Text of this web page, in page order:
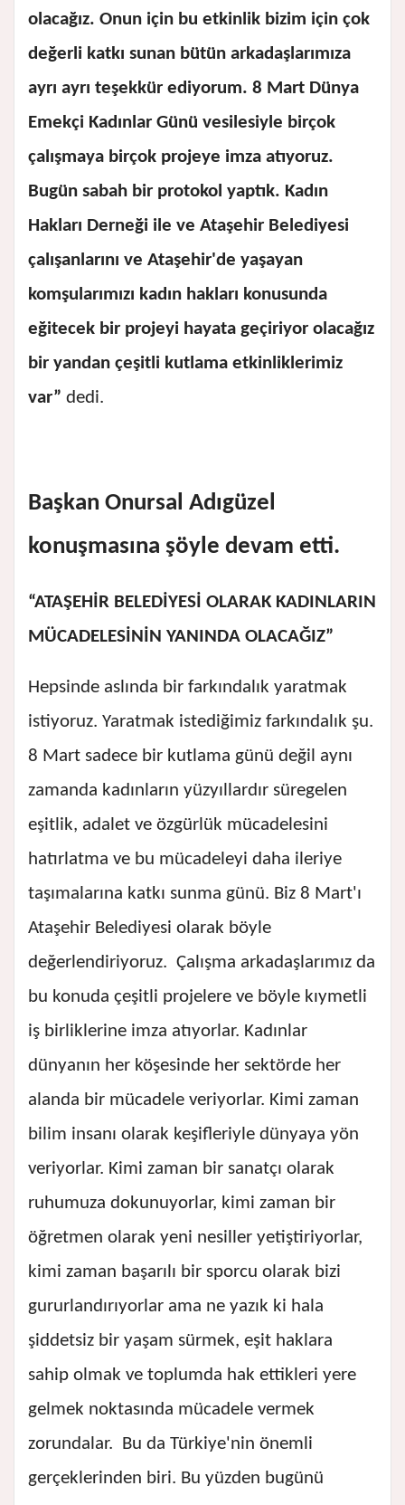
olacağız. Onun için bu etkinlik bizim için çok
değerli katkı sunan bütün arkadaşlarımıza
ayrı ayrı teşekkür ediyorum. 8 Mart Dünya
Emekçi Kadınlar Günü vesilesiyle birçok
çalışmaya birçok projeye imza atıyoruz.
Bugün sabah bir protokol yaptık. Kadın
Hakları Derneği ile ve Ataşehir Belediyesi
çalışanlarını ve Ataşehir'de yaşayan
komşularımızı kadın hakları konusunda
eğitecek bir projeyi hayata geçiriyor olacağız
bir yandan çeşitli kutlama etkinliklerimiz
var” dedi.
Başkan Onursal Adıgüzel
konuşmasına şöyle devam etti.
“ATAŞEHİR BELEDİYESİ OLARAK KADINLARIN
MÜCADELESİNİN YANINDA OLACAĞIZ”
Hepsinde aslında bir farkındalık yaratmak
istiyoruz. Yaratmak istediğimiz farkındalık şu.
8 Mart sadece bir kutlama günü değil aynı
zamanda kadınların yüzyıllardır süregelen
eşitlik, adalet ve özgürlük mücadelesini
hatırlatma ve bu mücadeleyi daha ileriye
taşımalarına katkı sunma günü. Biz 8 Mart'ı
Ataşehir Belediyesi olarak böyle
değerlendiriyoruz. Çalışma arkadaşlarımız da
bu konuda çeşitli projelere ve böyle kıymetli
iş birliklerine imza atıyorlar. Kadınlar
dünyanın her köşesinde her sektörde her
alanda bir mücadele veriyorlar. Kimi zaman
bilim insanı olarak keşifleriyle dünyaya yön
veriyorlar. Kimi zaman bir sanatçı olarak
ruhumuza dokunuyorlar, kimi zaman bir
öğretmen olarak yeni nesiller yetiştiriyorlar,
kimi zaman başarılı bir sporcu olarak bizi
gururlandırıyorlar ama ne yazık ki hala
şiddetsiz bir yaşam sürmek, eşit haklara
sahip olmak ve toplumda hak ettikleri yere
gelmek noktasında mücadele vermek
zorundalar. Bu da Türkiye'nin önemli
gerçeklerinden biri. Bu yüzden bugünü